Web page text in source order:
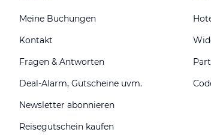
Meine Buchungen
Kontakt
Fragen & Antworten
Deal-Alarm, Gutscheine uvm.
Newsletter abonnieren
Reisegutschein kaufen